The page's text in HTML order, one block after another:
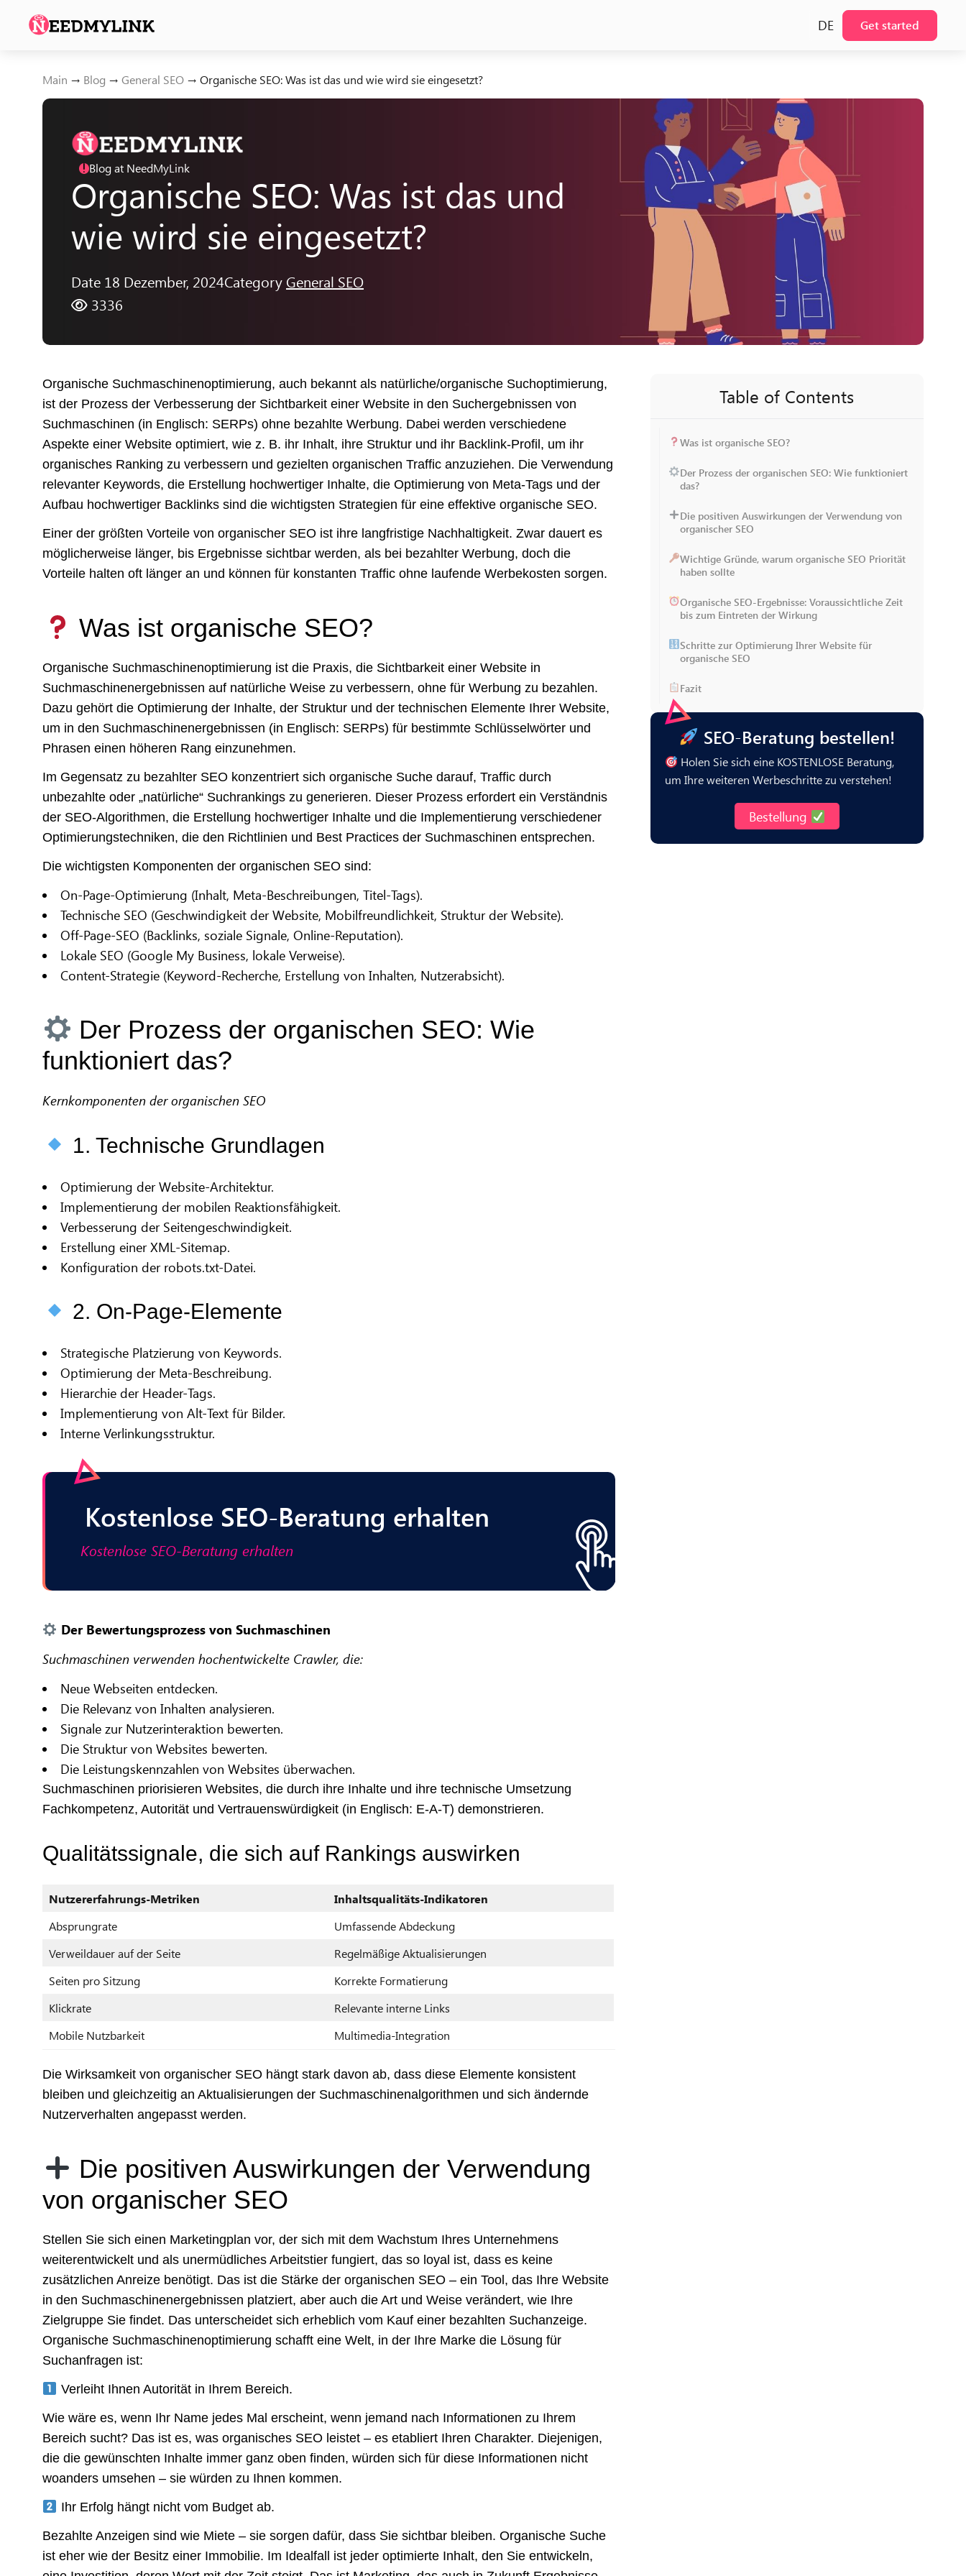
DE Get started
Main → Blog → General SEO → Organische SEO: Was ist das und wie wird sie eingesetzt?
! Blog at NeedMyLink
Organische SEO: Was ist das und
wie wird sie eingesetzt?
Date 18 Dezember, 2024Category General SEO
3336
Organische Suchmaschinenoptimierung, auch bekannt als natürliche/organische Suchoptimierung,
ist der Prozess der Verbesserung der Sichtbarkeit einer Website in den Suchergebnissen von
Suchmaschinen (in Englisch: SERPs) ohne bezahlte Werbung. Dabei werden verschiedene
Aspekte einer Website optimiert, wie z. B. ihr Inhalt, ihre Struktur und ihr Backlink-Profil, um ihr
organisches Ranking zu verbessern und gezielten organischen Traffic anzuziehen. Die Verwendung
relevanter Keywords, die Erstellung hochwertiger Inhalte, die Optimierung von Meta-Tags und der
Aufbau hochwertiger Backlinks sind die wichtigsten Strategien für eine effektive organische SEO.
Einer der größten Vorteile von organischer SEO ist ihre langfristige Nachhaltigkeit. Zwar dauert es
möglicherweise länger, bis Ergebnisse sichtbar werden, als bei bezahlter Werbung, doch die
Vorteile halten oft länger an und können für konstanten Traffic ohne laufende Werbekosten sorgen.
Was ist organische SEO?
Organische Suchmaschinenoptimierung ist die Praxis, die Sichtbarkeit einer Website in
Suchmaschinenergebnissen auf natürliche Weise zu verbessern, ohne für Werbung zu bezahlen.
Dazu gehört die Optimierung der Inhalte, der Struktur und der technischen Elemente Ihrer Website,
um in den Suchmaschinenergebnissen (in Englisch: SERPs) für bestimmte Schlüsselwörter und
Phrasen einen höheren Rang einzunehmen.
Im Gegensatz zu bezahlter SEO konzentriert sich organische Suche darauf, Traffic durch
unbezahlte oder „natürliche“ Suchrankings zu generieren. Dieser Prozess erfordert ein Verständnis
der SEO-Algorithmen, die Erstellung hochwertiger Inhalte und die Implementierung verschiedener
Optimierungstechniken, die den Richtlinien und Best Practices der Suchmaschinen entsprechen.
Die wichtigsten Komponenten der organischen SEO sind:
On-Page-Optimierung (Inhalt, Meta-Beschreibungen, Titel-Tags).
Technische SEO (Geschwindigkeit der Website, Mobilfreundlichkeit, Struktur der Website).
Off-Page-SEO (Backlinks, soziale Signale, Online-Reputation).
Lokale SEO (Google My Business, lokale Verweise).
Content-Strategie (Keyword-Recherche, Erstellung von Inhalten, Nutzerabsicht).
Der Prozess der organischen SEO: Wie
funktioniert das?
Kernkomponenten der organischen SEO
1. Technische Grundlagen
Optimierung der Website-Architektur.
Implementierung der mobilen Reaktionsfähigkeit.
Verbesserung der Seitengeschwindigkeit.
Erstellung einer XML-Sitemap.
Konfiguration der robots.txt-Datei.
2. On-Page-Elemente
Strategische Platzierung von Keywords.
Optimierung der Meta-Beschreibung.
Hierarchie der Header-Tags.
Implementierung von Alt-Text für Bilder.
Interne Verlinkungsstruktur.
Kostenlose SEO-Beratung erhalten
Kostenlose SEO-Beratung erhalten
Der Bewertungsprozess von Suchmaschinen
Suchmaschinen verwenden hochentwickelte Crawler, die:
Neue Webseiten entdecken.
Die Relevanz von Inhalten analysieren.
Signale zur Nutzerinteraktion bewerten.
Die Struktur von Websites bewerten.
Die Leistungskennzahlen von Websites überwachen.
Suchmaschinen priorisieren Websites, die durch ihre Inhalte und ihre technische Umsetzung
Fachkompetenz, Autorität und Vertrauenswürdigkeit (in Englisch: E-A-T) demonstrieren.
Qualitätssignale, die sich auf Rankings auswirken
Nutzererfahrungs-Metriken
Inhaltsqualitäts-Indikatoren
Absprungrate
Umfassende Abdeckung
Verweildauer auf der Seite
Regelmäßige Aktualisierungen
Seiten pro Sitzung
Korrekte Formatierung
Klickrate
Relevante interne Links
Mobile Nutzbarkeit
Multimedia-Integration
Die Wirksamkeit von organischer SEO hängt stark davon ab, dass diese Elemente konsistent
bleiben und gleichzeitig an Aktualisierungen der Suchmaschinenalgorithmen und sich ändernde
Nutzerverhalten angepasst werden.
Die positiven Auswirkungen der Verwendung
von organischer SEO
Stellen Sie sich einen Marketingplan vor, der sich mit dem Wachstum Ihres Unternehmens
weiterentwickelt und als unermüdliches Arbeitstier fungiert, das so loyal ist, dass es keine
zusätzlichen Anreize benötigt. Das ist die Stärke der organischen SEO – ein Tool, das Ihre Website
in den Suchmaschinenergebnissen platziert, aber auch die Art und Weise verändert, wie Ihre
Zielgruppe Sie findet. Das unterscheidet sich erheblich vom Kauf einer bezahlten Suchanzeige.
Organische Suchmaschinenoptimierung schafft eine Welt, in der Ihre Marke die Lösung für
Suchanfragen ist:
Verleiht Ihnen Autorität in Ihrem Bereich.
Wie wäre es, wenn Ihr Name jedes Mal erscheint, wenn jemand nach Informationen zu Ihrem
Bereich sucht? Das ist es, was organisches SEO leistet – es etabliert Ihren Charakter. Diejenigen,
die die gewünschten Inhalte immer ganz oben finden, würden sich für diese Informationen nicht
woanders umsehen – sie würden zu Ihnen kommen.
Ihr Erfolg hängt nicht vom Budget ab.
Bezahlte Anzeigen sind wie Miete – sie sorgen dafür, dass Sie sichtbar bleiben. Organische Suche
ist eher wie der Besitz einer Immobilie. Im Idealfall ist jeder optimierte Inhalt, den Sie entwickeln,
Table of Contents
Was ist organische SEO?
Der Prozess der organischen SEO: Wie funktioniert
das?
Die positiven Auswirkungen der Verwendung von
organischer SEO
Wichtige Gründe, warum organische SEO Priorität
haben sollte
Organische SEO-Ergebnisse: Voraussichtliche Zeit
bis zum Eintreten der Wirkung
Schritte zur Optimierung Ihrer Website für
organische SEO
Fazit
SEO-Beratung bestellen!
Holen Sie sich eine KOSTENLOSE Beratung,
um Ihre weiteren Werbeschritte zu verstehen!
Bestellung